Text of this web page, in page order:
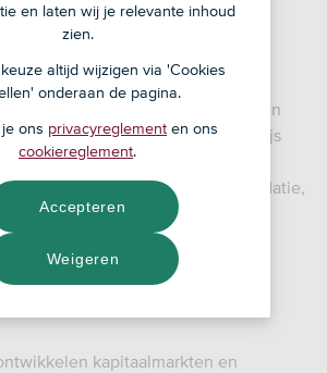
lenen voor bijvoorbeeld een
we zelf ook geld inkopen. Dit doen
geld- en kapitaalmarkt. De prijs
dag veranderen. Dit komt
in de economie, inflatie,
consumentenvertrouwen.
bestaat naast het
kapitaalmarkten en
en laten wij je relevante inhoud
zien.
altijd wijzigen via 'Cookies
onderaan de pagina.
ons privacyreglement en ons
cookiereglement.
Weigeren
Accepteren